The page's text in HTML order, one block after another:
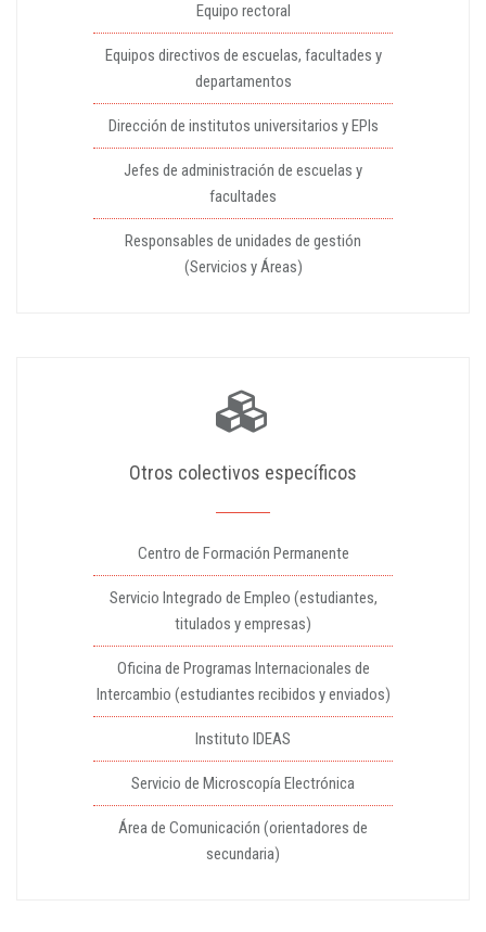
Equipo rectoral
Equipos directivos de escuelas, facultades y
departamentos
Dirección de institutos universitarios y EPIs
Jefes de administración de escuelas y
facultades
Responsables de unidades de gestión
(Servicios y Áreas)
Otros colectivos específicos
Centro de Formación Permanente
Servicio Integrado de Empleo (estudiantes,
titulados y empresas)
Oficina de Programas Internacionales de
Intercambio (estudiantes recibidos y enviados)
Instituto IDEAS
Servicio de Microscopía Electrónica
Área de Comunicación (orientadores de
secundaria)